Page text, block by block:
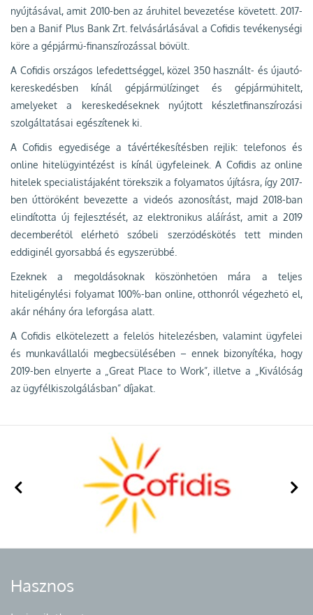
nyújtásával, amit 2010-ben az áruhitel bevezetése követett. 2017-
ben a Banif Plus Bank Zrt. felvásárlásával a Cofidis tevékenységi
köre a gépjármű-finanszírozással bővült.
A Cofidis országos lefedettséggel, közel 350 használt- és újautó-
kereskedésben kínál gépjárműlízinget és gépjárműhitelt,
amelyeket a kereskedéseknek nyújtott készletfinanszírozási
szolgáltatásai egészítenek ki.
A Cofidis egyedisége a távértékesítésben rejlik: telefonos és
online hitelügyintézést is kínál ügyfeleinek. A Cofidis az online
hitelek specialistájaként törekszik a folyamatos újításra, így 2017-
ben úttörőként bevezette a videós azonosítást, majd 2018-ban
elindította új fejlesztését, az elektronikus aláírást, amit a 2019
decemberétől elérhető szóbeli szerződéskötés tett minden
eddiginél gyorsabbá és egyszerűbbé.
Ezeknek a megoldásoknak köszönhetően mára a teljes
hiteligénylési folyamat 100%-ban online, otthonról végezhető el,
akár néhány óra leforgása alatt.
A Cofidis elkötelezett a felelős hitelezésben, valamint ügyfelei
és munkavállalói megbecsülésében – ennek bizonyítéka, hogy
2019-ben elnyerte a „Great Place to Work”, illetve a „Kiválóság
az ügyfélkiszolgálásban” díjakat.
Hasznos